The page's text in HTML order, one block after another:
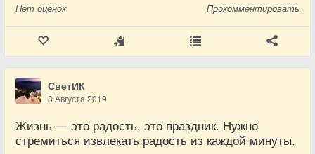
Нет оценок Прокомментировать
СветИК
8 Августа 2019
Жизнь — это радость, это праздник. Нужно
стремиться извлекать радость из каждой минуты.